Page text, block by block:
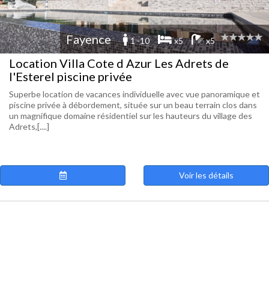
Fayence 1 -10 x5 x5
Location Villa Cote d Azur Les Adrets de
l'Esterel piscine privée
Superbe location de vacances individuelle avec vue panoramique et
piscine privée à débordement, située sur un beau terrain clos dans
un magnifique domaine résidentiel sur les hauteurs du village des
Adrets,[....]
Voir les détails